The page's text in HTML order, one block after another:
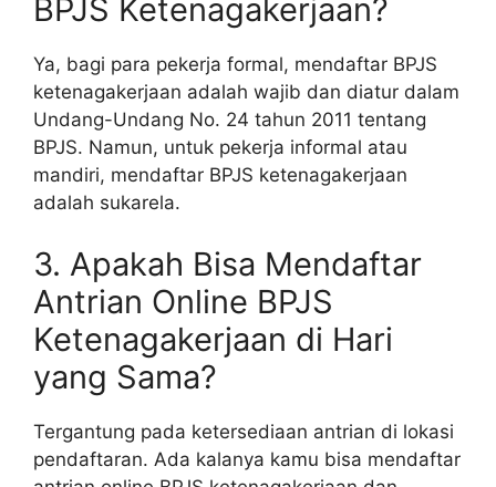
BPJS Ketenagakerjaan?
Ya, bagi para pekerja formal, mendaftar BPJS
ketenagakerjaan adalah wajib dan diatur dalam
Undang-Undang No. 24 tahun 2011 tentang
BPJS. Namun, untuk pekerja informal atau
mandiri, mendaftar BPJS ketenagakerjaan
adalah sukarela.
3. Apakah Bisa Mendaftar
Antrian Online BPJS
Ketenagakerjaan di Hari
yang Sama?
Tergantung pada ketersediaan antrian di lokasi
pendaftaran. Ada kalanya kamu bisa mendaftar